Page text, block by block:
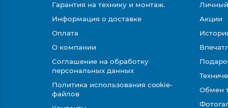
Гарантия на технику и монтаж.
Информация о доставке
Оплата
О компании
Соглашение на обработку
персональных данных
Политика использования cookie-
файлов
Акции
Обмен